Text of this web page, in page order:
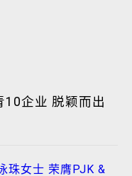
10企业 脱颖而出